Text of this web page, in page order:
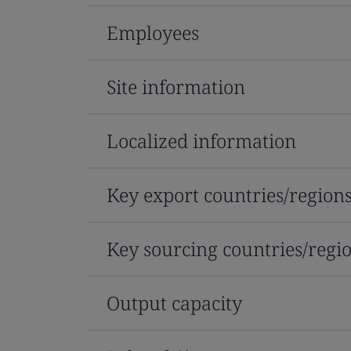
Employees
Site information
Localized information
Key export countries/regions
Key sourcing countries/
Output capacity